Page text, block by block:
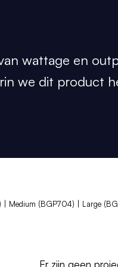
wattage en
we dit product
Medium (BGP704) | Large
Er zijn geen